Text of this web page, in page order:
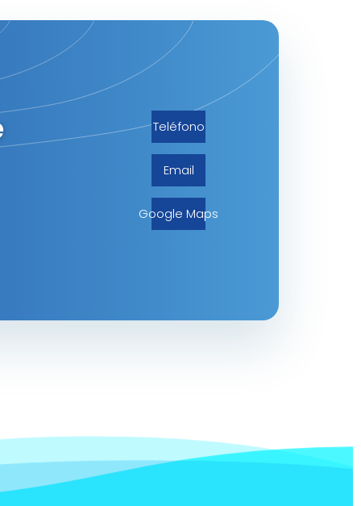
Teléfono
Email
Google Maps